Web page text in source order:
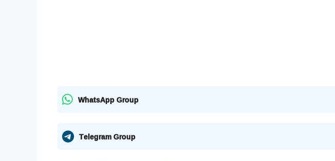
WhatsApp Group
Telegram Group